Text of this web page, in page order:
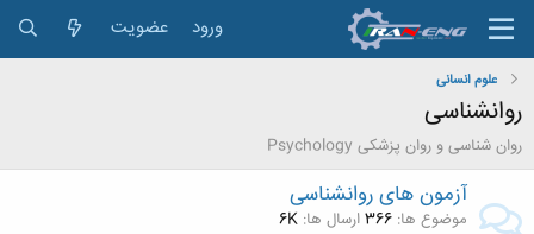
ورود عضویت
علوم انسانی
روانشناسی
روان شناسی و روان پزشکی Psychology
آزمون های روانشناسی
موضوع ها 366ارسال ها 6K